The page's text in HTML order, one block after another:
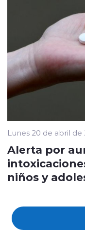
Lunes 20 de abril de
Alerta por
niños y